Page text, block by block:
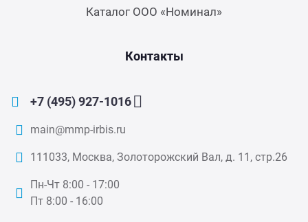
Каталог ООО «Номинал»
Контакты
+7 (495) 927-1016
main@mmp-irbis.ru
111033, Москва, Золоторожский Вал, д. 11, стр.26
Пн-Чт 8:00 - 17:00
Пт 8:00 - 16:00